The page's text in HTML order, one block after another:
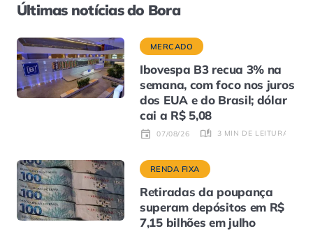
Últimas notícias do Bora
MERCADO
Ibovespa B3 recua 3% na
semana, com foco nos juros
dos EUA e do Brasil; dólar
cai a R$ 5,08
07/08/26 3 MIN DE LEITURA
RENDA FIXA
Retiradas da poupança
superam depósitos em R$
7,15 bilhões em julho